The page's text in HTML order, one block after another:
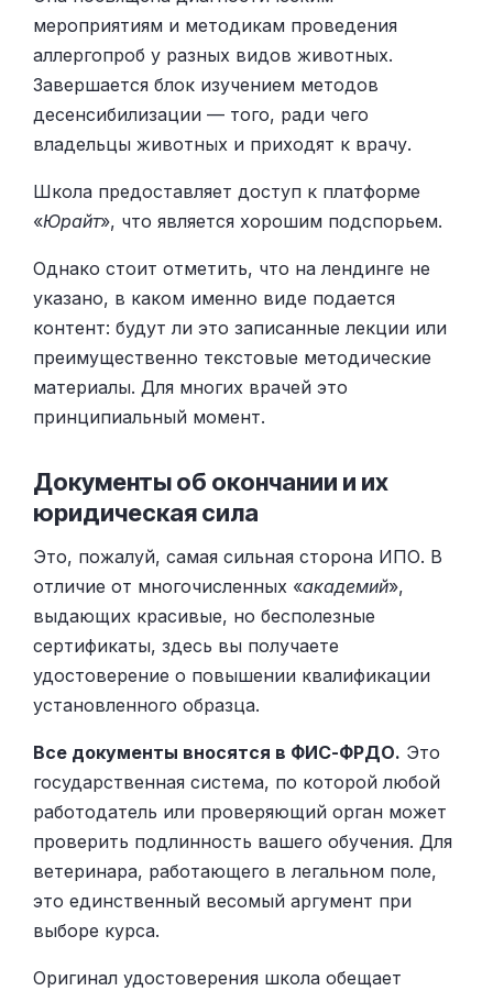
мероприятиям и методикам проведения
аллергопроб у разных видов животных.
Завершается блок изучением методов
десенсибилизации — того, ради чего
владельцы животных и приходят к врачу.
Школа предоставляет доступ к платформе
«Юрайт», что является хорошим подспорьем.
Однако стоит отметить, что на лендинге не
указано, в каком именно виде подается
контент: будут ли это записанные лекции или
преимущественно текстовые методические
материалы. Для многих врачей это
принципиальный момент.
Документы об окончании и их
юридическая сила
Это, пожалуй, самая сильная сторона ИПО. В
отличие от многочисленных «академий»,
выдающих красивые, но бесполезные
сертификаты, здесь вы получаете
удостоверение о повышении квалификации
установленного образца.
Все документы вносятся в ФИС-ФРДО. Это
государственная система, по которой любой
работодатель или проверяющий орган может
проверить подлинность вашего обучения. Для
ветеринара, работающего в легальном поле,
это единственный весомый аргумент при
выборе курса.
Оригинал удостоверения школа обещает